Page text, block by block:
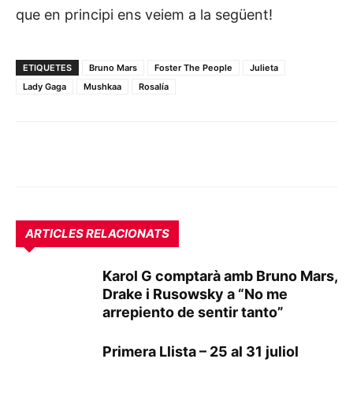
que en principi ens veiem a la següent!
ETIQUETES Bruno Mars Foster The People
Julieta
Lady Gaga
Mushkaa Rosalía
ARTICLES RELACIONATS
Karol G comptarà amb Bruno Mars,
Drake i Rusowsky a “No me
arrepiento de sentir tanto”
Primera Llista – 25 al 31 juliol